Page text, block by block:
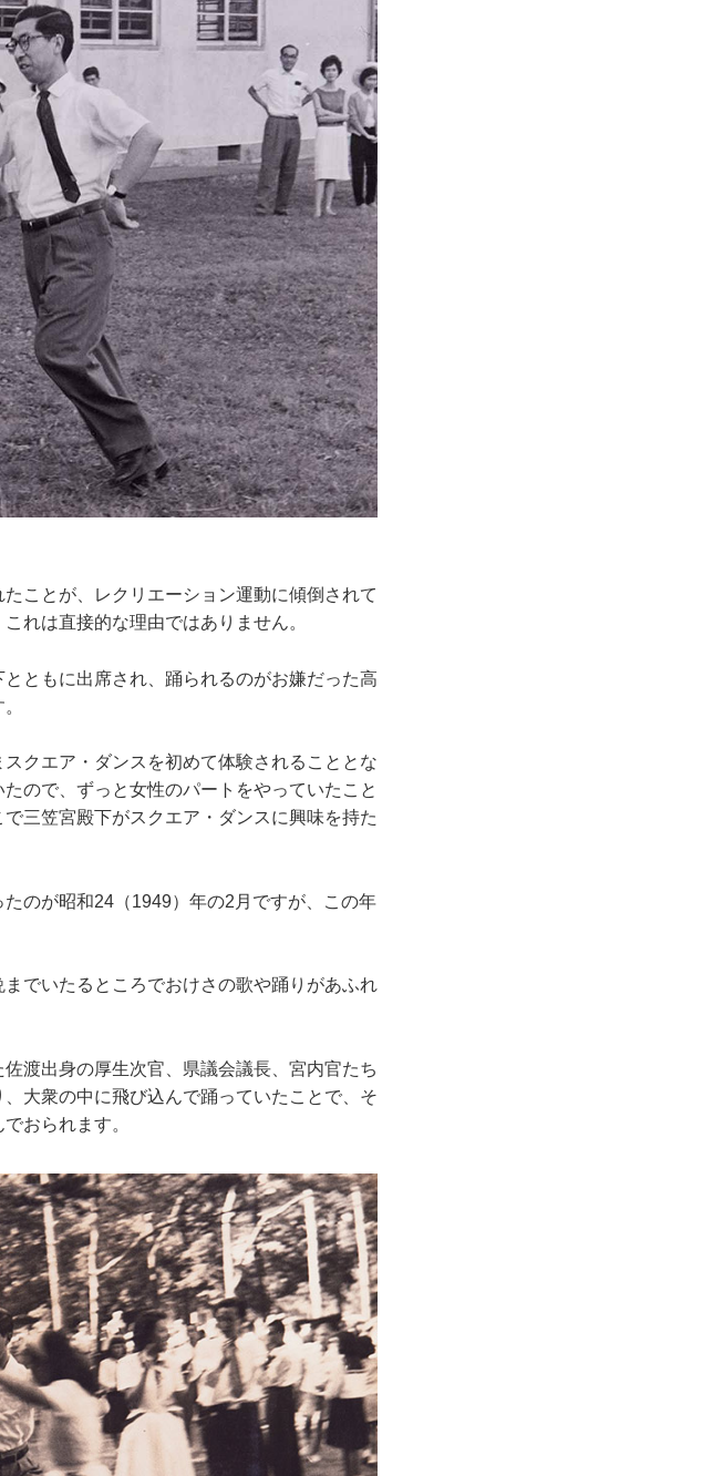
ことが、レクリエーション運動に傾倒されて
れは直接的な理由ではありません。
ともに出席され、踊られるのがお嫌だった高
クエア・ダンスを初めて体験されることとな
ので、ずっと女性のパートをやっていたこと
三笠宮殿下がスクエア・ダンスに興味を持た
のが昭和24（1949）年の2月ですが、この年
でいたるところでおけさの歌や踊りがあふれ
渡出身の厚生次官、県議会議長、宮内官たち
大衆の中に飛び込んで踊っていたことで、そ
おられます。